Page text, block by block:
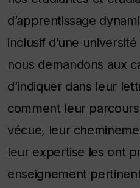
d’apprentissage
inclusif d’une
nous demandons aux
d’indiquer dans leur
comment leur
vécue, leur
leur expertise les ont
enseignement